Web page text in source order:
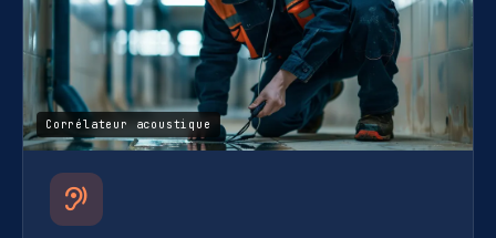
Corrélateur acoustique
hearing